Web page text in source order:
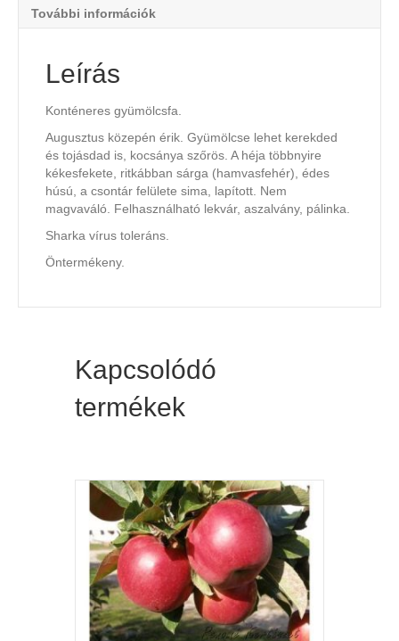
További információk
Leírás
Konténeres gyümölcsfa.
Augusztus közepén érik. Gyümölcse lehet kerekded
és tojásdad is, kocsánya szőrös. A héja többnyire
kékesfekete, ritkábban sárga (hamvasfehér), édes
húsú, a csontár felülete sima, lapított. Nem
magvaváló. Felhasználható lekvár, aszalvány, pálinka.
Sharka vírus toleráns.
Öntermékeny.
Kapcsolódó
termékek